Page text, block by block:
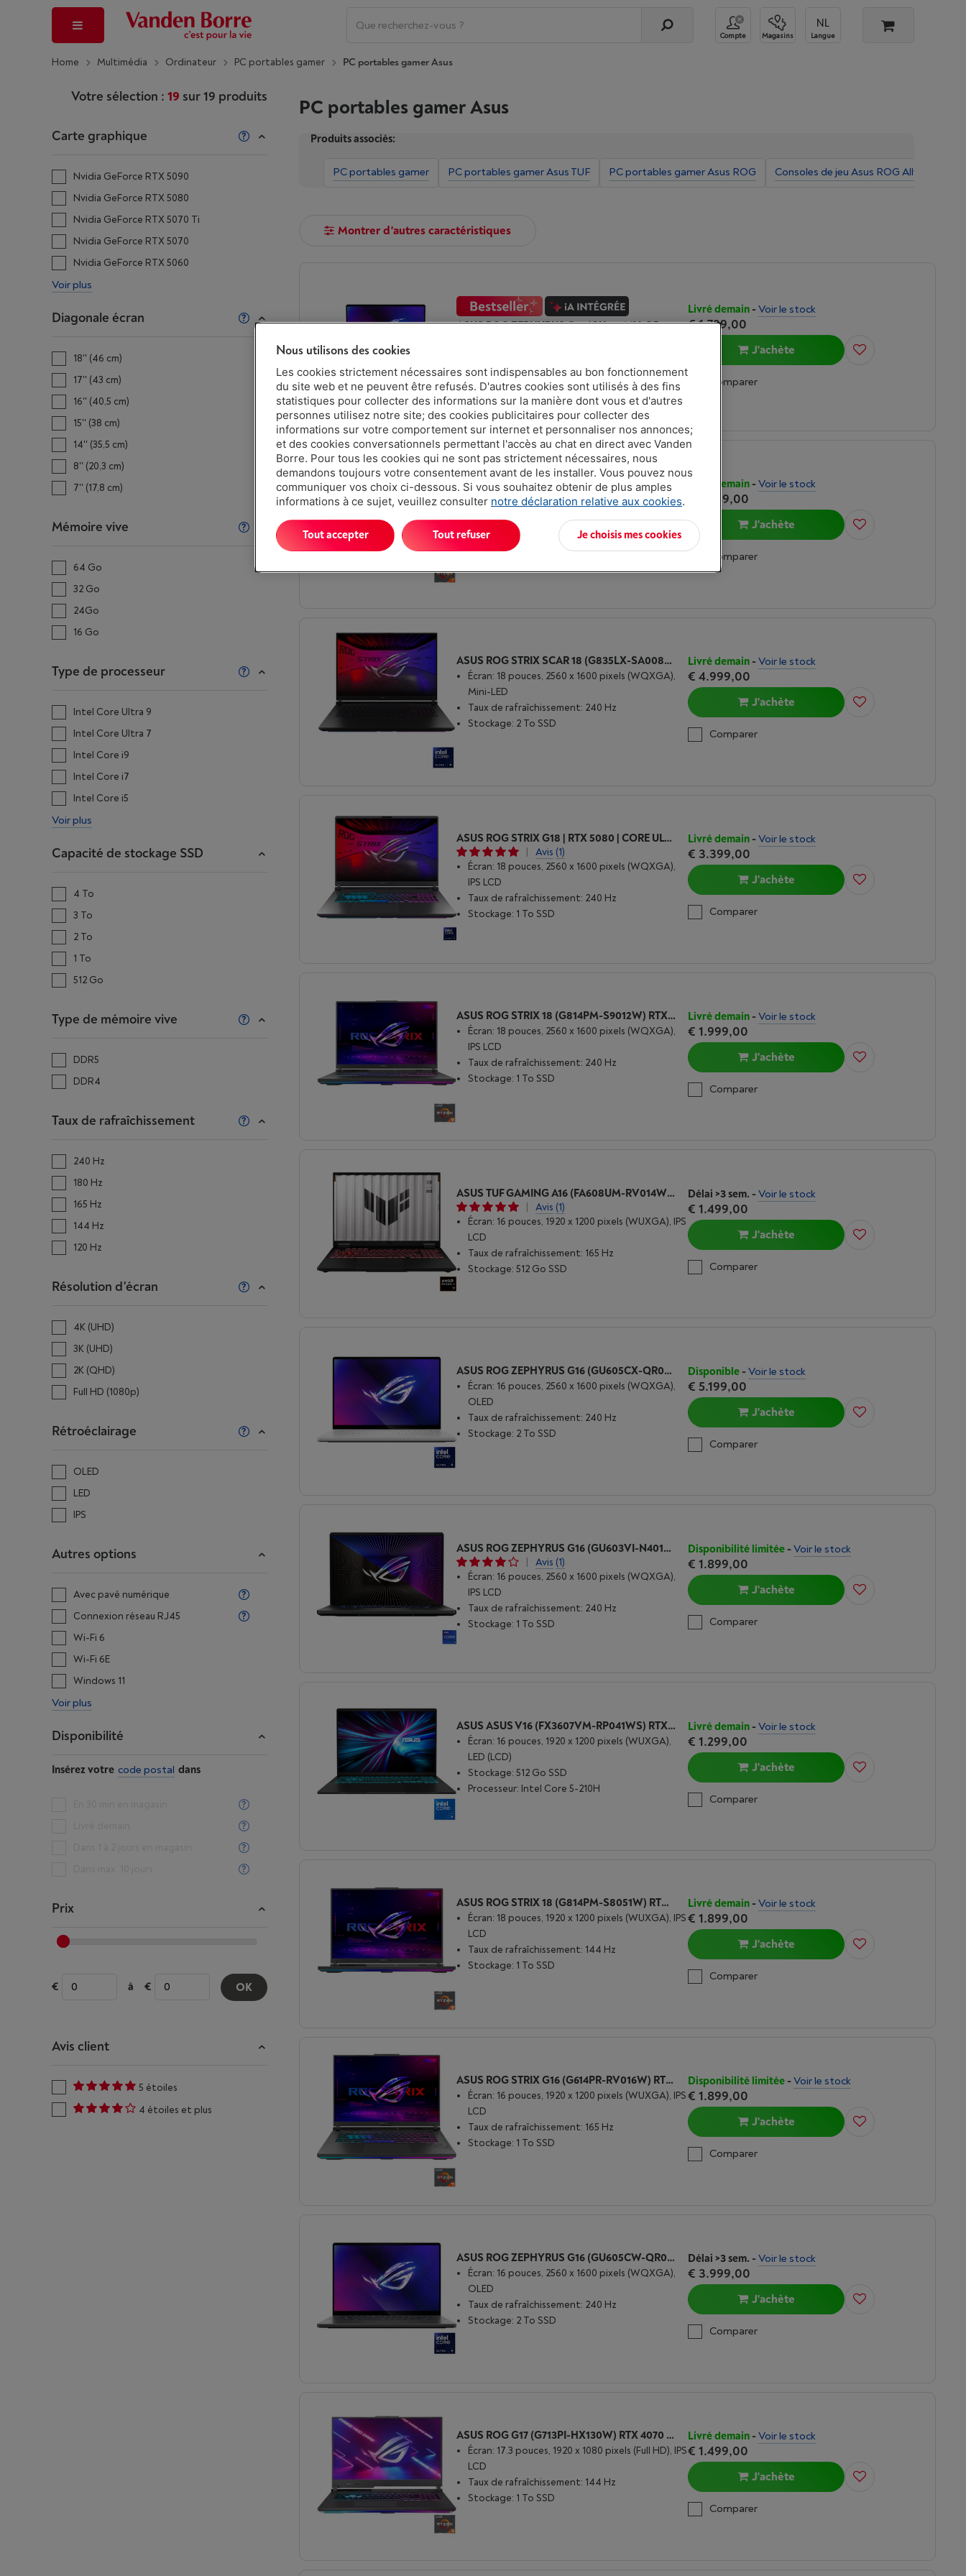
Compte Magasins Langue
Home Multimédia Ordinateur PC portables gamer PC portables gamer Asus
Votre sélection : 19 sur19 produits
Carte graphique
Nvidia GeForce RTX 5090
Nvidia GeForce RTX 5080
Nvidia GeForce RTX 5070 Ti
Nvidia GeForce RTX 5070
Nvidia GeForce RTX 5060
Voir plus
Diagonale écran
18'' (46 cm)
17'' (43 cm)
16'' (40,5 cm)
15'' (38 cm)
14'' (35,5 cm)
8'' (20,3 cm)
7'' (17,8 cm)
Mémoire vive
64 Go
32 Go
24Go
16 Go
Type de processeur
Intel Core Ultra 9
Intel Core Ultra 7
Intel Core i9
Intel Core i7
Intel Core i5
Voir plus
Capacité de stockage SSD
4 To
3 To
2 To
1 To
512 Go
Type de mémoire vive
DDR5
DDR4
Taux de rafraîchissement
240 Hz
180 Hz
165 Hz
144 Hz
120 Hz
Résolution d'écran
4K (UHD)
3K (UHD)
2K (QHD)
Full HD (1080p)
Rétroéclairage
OLED
LED
IPS
Autres options
Avec pavé numérique
Connexion réseau RJ45
Wi-Fi 6
Wi-Fi 6E
Windows 11
Voir plus
Disponibilité
Insérez votre code postal dans
Prix
à OK
Avis client
5 étoiles
4 étoiles et plus
PC portables gamer Asus
Produits associés:
PC portables gamer PC portables gamer Asus TUF PC portables gamer Asus ROG Consoles de jeu Asus ROG Ally
Montrer d'autres caractéristiques
ASUS ROG ZEPHYRUS G16 (GU605MV-QP101W) RTX 4060 | INTEL COTRE ULTRA 7 | 16 GO DDR5
Taux de rafraîchissement: 240 Hz
Stockage: 1 To SSD
Livré demain- Voir le stock
€ 1.799,00
J'achète
Comparer
ASUS TUF GAMING A15 (FA507NVR-LP061W) RTX 4060 | AMD RYZEN7 | 16 GO DDR5
Écran: 15.6 pouces, 1920 x 1080 pixels (Full HD), IPS
Taux de rafraîchissement: 144 Hz
Stockage: 512 Go SSD
Livré demain- Voir le stock
€ 1.049,00
J'achète
Comparer
ASUS ROG STRIX SCAR 18 (G835LX-SA008W) RTX 5090 | INTEL CORE ULTRA 9 | 64 GO DDR5
Écran: 18 pouces, 2560 x 1600 pixels (WQXGA),
Mini-LED
Taux de rafraîchissement: 240 Hz
Stockage: 2 To SSD
Livré demain- Voir le stock
€ 4.999,00
J'achète
Comparer
ASUS ROG STRIX G18 | RTX 5080 | CORE ULTRA 9 | 32GO DDR5
|
Avis (1)
Écran: 18 pouces, 2560 x 1600 pixels (WQXGA),
IPS LCD
Taux de rafraîchissement: 240 Hz
Stockage: 1 To SSD
Livré demain- Voir le stock
€ 3.399,00
J'achète
Comparer
ASUS ROG STRIX 18 (G814PM-S9012W) RTX 5060 | AMD RYZEN 9 | 16GB DDR5 | 2K IPS - LAPTOP
Écran: 18 pouces, 2560 x 1600 pixels (WQXGA),
IPS LCD
Taux de rafraîchissement: 240 Hz
Stockage: 1 To SSD
Livré demain- Voir le stock
€ 1.999,00
J'achète
Comparer
ASUS TUF GAMING A16 (FA608UM-RV014W) RTX 5060 | AMD RYZEN 7 | 16 GO DDR5
|
Avis (1)
Écran: 16 pouces, 1920 x 1200 pixels (WUXGA), IPS
LCD
Taux de rafraîchissement: 165 Hz
Stockage: 512 Go SSD
Délai >3 sem. - Voir le stock
€ 1.499,00
J'achète
Comparer
ASUS ROG ZEPHYRUS G16 (GU605CX-QR076W) RTX 50950 | INTEL CORE ULTRA 9 | 64 GO DDR5
Écran: 16 pouces, 2560 x 1600 pixels (WQXGA),
OLED
Taux de rafraîchissement: 240 Hz
Stockage: 2 To SSD
Disponible- Voir le stock
€ 5.199,00
J'achète
Comparer
ASUS ROG ZEPHYRUS G16 (GU603VI-N4015W) RTX 4070 | INTEL CORE I9 | 16 GO DDR4
|
Avis (1)
Écran: 16 pouces, 2560 x 1600 pixels (WQXGA),
IPS LCD
Taux de rafraîchissement: 240 Hz
Stockage: 1 To SSD
Disponibilité limitée- Voir le stock
€ 1.899,00
J'achète
Comparer
ASUS ASUS V16 (FX3607VM-RP041WS) RTX 5060 | INTEL CORE I5 | 16 GO DDR5
Écran: 16 pouces, 1920 x 1200 pixels (WUXGA),
LED (LCD)
Stockage: 512 Go SSD
Processeur: Intel Core 5-210H
Livré demain- Voir le stock
€ 1.299,00
J'achète
Comparer
ASUS ROG STRIX 18 (G814PM-S8051W) RTX 5060 | AMD RYZEN 9 | 16GB DDR5 | FHD IPS - LAPTOP
Écran: 18 pouces, 1920 x 1200 pixels (WUXGA), IPS
LCD
Taux de rafraîchissement: 144 Hz
Stockage: 1 To SSD
Livré demain- Voir le stock
€ 1.899,00
J'achète
Comparer
ASUS ROG STRIX G16 (G614PR-RV016W) RTX 5070 TI | RYZEN 9 | 16 GO DDR5
Écran: 16 pouces, 1920 x 1200 pixels (WUXGA), IPS
LCD
Taux de rafraîchissement: 165 Hz
Stockage: 1 To SSD
Disponibilité limitée- Voir le stock
€ 1.899,00
J'achète
Comparer
ASUS ROG ZEPHYRUS G16 (GU605CW-QR087W) RTX 5080 | CORE ULTRA 9 | 32 GO DDR5
Écran: 16 pouces, 2560 x 1600 pixels (WQXGA),
OLED
Taux de rafraîchissement: 240 Hz
Stockage: 2 To SSD
Délai >3 sem. - Voir le stock
€ 3.999,00
J'achète
Comparer
ASUS ROG G17 (G713PI-HX130W) RTX 4070 | AMD RYZEN 9 | 16 GO DDR5
Écran: 17.3 pouces, 1920 x 1080 pixels (Full HD), IPS
LCD
Taux de rafraîchissement: 144 Hz
Stockage: 1 To SSD
Livré demain- Voir le stock
€ 1.499,00
J'achète
Comparer
Nous utilisons des cookies
Les cookies strictement nécessaires sont indispensables au bon fonctionnement
du site web et ne peuvent être refusés. D'autres cookies sont utilisés à des fins
statistiques pour collecter des informations sur la manière dont vous et d'autres
personnes utilisez notre site; des cookies publicitaires pour collecter des
informations sur votre comportement sur internet et personnaliser nos annonces;
et des cookies conversationnels permettant l'accès au chat en direct avec Vanden
Borre. Pour tous les cookies qui ne sont pas strictement nécessaires, nous
demandons toujours votre consentement avant de les installer. Vous pouvez nous
communiquer vos choix ci-dessous. Si vous souhaitez obtenir de plus amples
informations à ce sujet, veuillez consulter notre déclaration relative aux cookies.
Je choisis mes cookies
Tout refuser
Tout accepter